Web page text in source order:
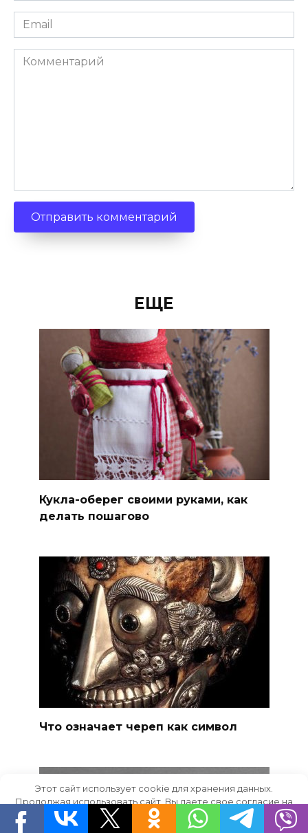
Email
Комментарий
ЕЩЕ
Кукла-оберег своими руками, как
делать пошагово
Что означает череп как символ
Этот сайт использует cookie для хранения данных.
Продолжая использовать сайт, Вы даете свое согласие на
работу с этими файлами.